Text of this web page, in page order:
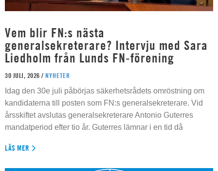
Vem blir FN:s nästa
generalsekreterare? Intervju med Sara
Liedholm från Lunds FN-förening
30 JULI, 2026 / NYHETER
Idag den 30e juli påbörjas säkerhetsrådets omröstning om
kandidaterna till posten som FN:s generalsekreterare. Vid
årsskiftet avslutas generalsekreterare Antonio Guterres
mandatperiod efter tio år. Guterres lämnar i en tid då
LÄS MER